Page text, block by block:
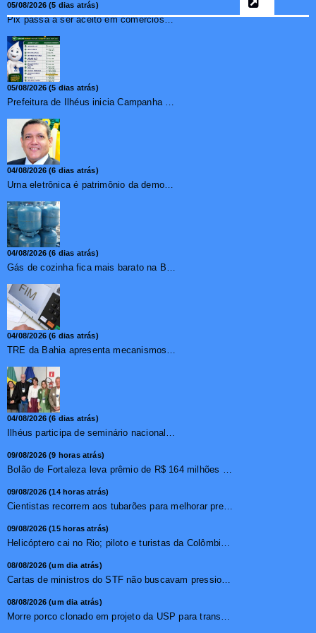
05/08/2026 (5 dias atrás)
Pix passa a ser aceito em comércios de oito países e amplia opções de pagamento para brasileiros no exterior
05/08/2026 (5 dias atrás)
Prefeitura de Ilhéus inicia Campanha de Multivacinação 2026
04/08/2026 (6 dias atrás)
Urna eletrônica é patrimônio da democracia, diz presidente do TSE
04/08/2026 (6 dias atrás)
Gás de cozinha fica mais barato na Bahia após redução de 7,1%
04/08/2026 (6 dias atrás)
TRE da Bahia apresenta mecanismos de segurança das urnas e nova ordem de votação para eleições
04/08/2026 (6 dias atrás)
Ilhéus participa de seminário nacional sobre turismo sustentável e captação de investimentos
09/08/2026 (9 horas atrás)
Bolão de Fortaleza leva prêmio de R$ 164 milhões da Mega...
09/08/2026 (14 horas atrás)
Cientistas recorrem aos tubarões para melhorar previsão s...
09/08/2026 (15 horas atrás)
Helicóptero cai no Rio; piloto e turistas da Colômbia mor...
08/08/2026 (um dia atrás)
Cartas de ministros do STF não buscavam pressionar, diz pr...
08/08/2026 (um dia atrás)
Morre porco clonado em projeto da USP para transplante de �...